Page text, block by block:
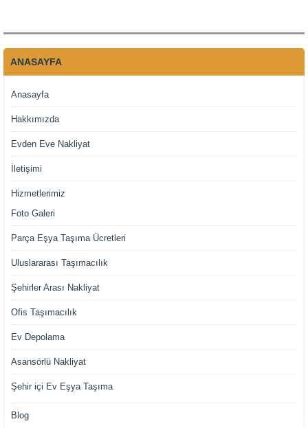
ANASAYFA
Anasayfa
Hakkımızda
Evden Eve Nakliyat
İletişimi
Hizmetlerimiz
Foto Galeri
Parça Eşya Taşıma Ücretleri
Uluslararası Taşımacılık
Şehirler Arası Nakliyat
Ofis Taşımacılık
Ev Depolama
Asansörlü Nakliyat
Şehir içi Ev Eşya Taşıma
Blog